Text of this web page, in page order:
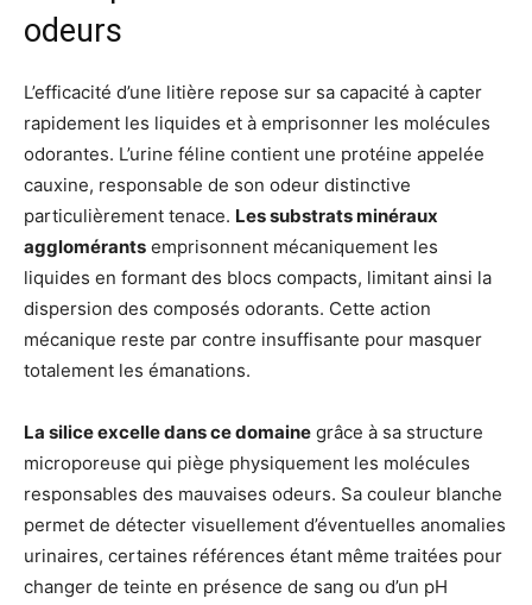
odeurs
L’efficacité d’une litière repose sur sa capacité à capter
rapidement les liquides et à emprisonner les molécules
odorantes. L’urine féline contient une protéine appelée
cauxine, responsable de son odeur distinctive
particulièrement tenace. Les substrats minéraux
agglomérants emprisonnent mécaniquement les
liquides en formant des blocs compacts, limitant ainsi la
dispersion des composés odorants. Cette action
mécanique reste par contre insuffisante pour masquer
totalement les émanations.
La silice excelle dans ce domaine grâce à sa structure
microporeuse qui piège physiquement les molécules
responsables des mauvaises odeurs. Sa couleur blanche
permet de détecter visuellement d’éventuelles anomalies
urinaires, certaines références étant même traitées pour
changer de teinte en présence de sang ou d’un pH